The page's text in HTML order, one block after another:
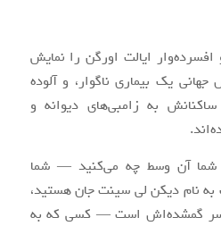
ایالت اورگن را نمایش
یک بیماری ناگوار، و آلوده
به زامبی‌های دیوانه و
شما آن وسط چه می‌کنید — شما
به نام دیکن لی سینت جان هستید،
گمشده‌اش است — کسی که به